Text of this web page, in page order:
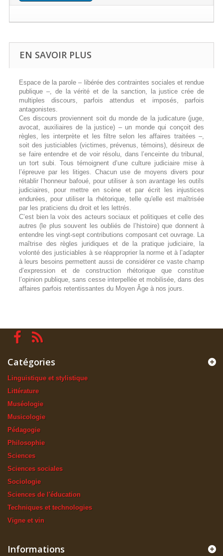
EN SAVOIR PLUS
Espace de la parole – libérée des contraintes sociales et rendue
publique –, de la vérité et de la sanction, la justice crée de
multiples discours, parfois attendus et imposés, parfois
antagonistes.
Ces discours proviennent soit du monde de la judicature (juge,
avocat, auxiliaires de la justice) – un monde qui conçoit des
règles, les interprète et les filtre selon les affaires traitées –,
soit des justiciables (victimes, prévenus, témoins), désireux de
se faire entendre et de voir résolu, dans l’enceinte du tribunal,
un tort subi. Tous témoignent d’une culture judiciaire mise à
l’épreuve par les litiges. Chacun use de moyens divers pour
rétablir l’honneur bafoué, pour utiliser à son avantage les outils
judiciaires, pour mettre en scène et par écrit les injustices
endurées, pour utiliser la rhétorique, telle qu'elle est maîtrisée
par les praticiens du droit et les lettrés.
C’est bien la voix des acteurs sociaux et politiques et celle des
autres (le plus souvent les oubliés de l’histoire) que donnent à
entendre les vingt-sept contributions composant cet ouvrage. La
maîtrise des règles juridiques et de la pratique judiciaire, la
volonté des justiciables à se réapproprier la norme et à l’adapter
à leurs besoins permettent aussi de considérer ce vaste champ
d’expression et de construction rhétorique que constitue
l’opinion publique, sans cesse interpellée et mobilisée, dans des
affaires parfois retentissantes du Moyen Âge à nos jours.
Catégories
Linguistique et stylistique
Littérature
Muséologie
Musicologie
Pédagogie
Philosophie
Sciences
Sciences sociales
Sociologie
Sciences de l'éducation
Techniques et technologies
Vigne et vin
Informations